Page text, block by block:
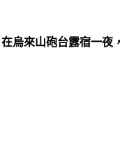
烏來山砲台露宿一夜，